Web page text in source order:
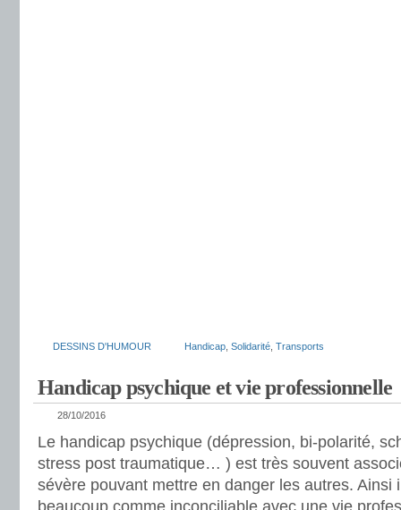
DESSINS D'HUMOUR Handicap Solidarité Transports
Handicap psychique et vie professionnelle
28/10/2016
Le handicap psychique (dépression, bi-polarité,
stress post traumatique… ) est très souvent
sévère pouvant mettre en danger les autres. Ainsi
beaucoup comme inconciliable avec une vie